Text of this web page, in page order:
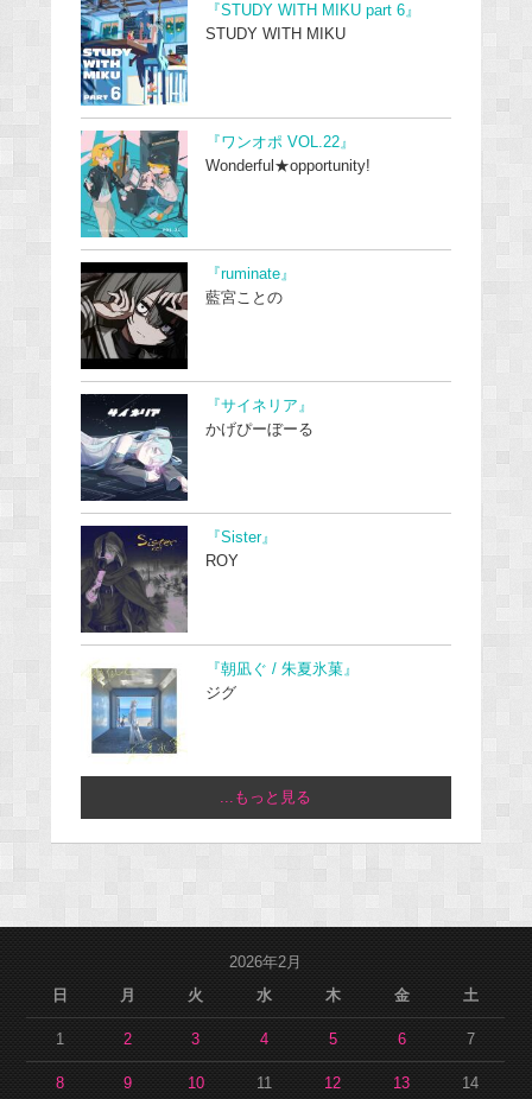
『STUDY WITH MIKU part 6』
STUDY WITH MIKU
『ワンオポ VOL.22』
Wonderful★opportunity!
『ruminate』
藍宮ことの
『サイネリア』
かげぴーぼーる
『Sister』
ROY
『朝凪ぐ / 朱夏氷菓』
ジグ
...もっと見る
2026年2月
日
月 火 水 木 金 土
1 2 3 4 5 6 7
8 9 10 11 12 13 14